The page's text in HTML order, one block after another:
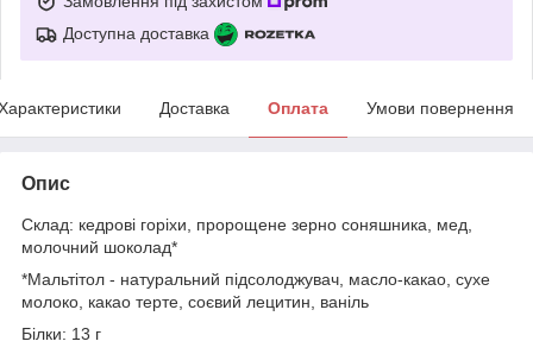
Доступна доставка
Доставка Оплата Умови повернення
Опис
Склад: кедрові горіхи, пророщене зерно соняшника, мед,
молочний шоколад*
*Мальтітол - натуральний підсолоджувач, масло-какао, сухе
молоко, какао терте, соєвий лецитин, ваніль
Білки: 13 г